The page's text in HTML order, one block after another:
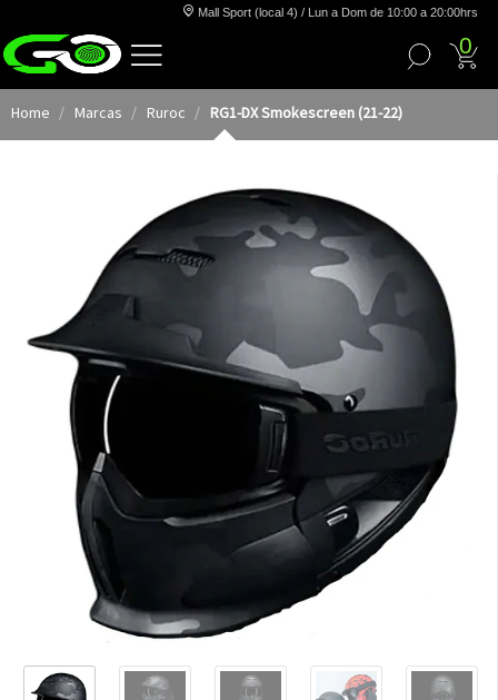
Mall Sport (local 4) / Lun a Dom de 10:00 a 20:00hrs
0
Home Marcas Ruroc RG1-DX Smokescreen (21-22)